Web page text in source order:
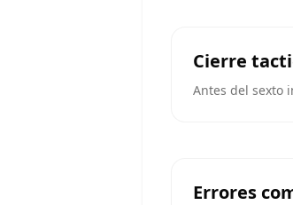
Cierre
Antes del sexto
Errores